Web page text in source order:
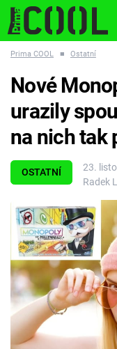
ESCAPE PLNEJ
Témata
Filmy
Seriály
Hry
Cool Esport
Prima COOL ■ Ostatní
OSTATNÍ
23.
Radek
Nové
urazily
na nich tak